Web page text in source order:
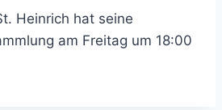
Heinrich hat seine
am Freitag um 18:00